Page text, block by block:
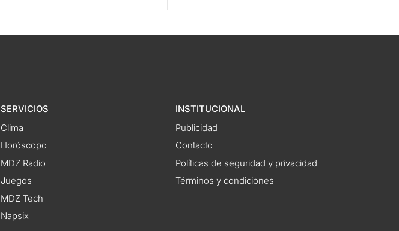
SERVICIOS
Clima
Horóscopo
MDZ Radio
Juegos
MDZ Tech
Napsix
INSTITUCIONAL
Publicidad
Contacto
Políticas de seguridad y privacidad
Términos y condiciones